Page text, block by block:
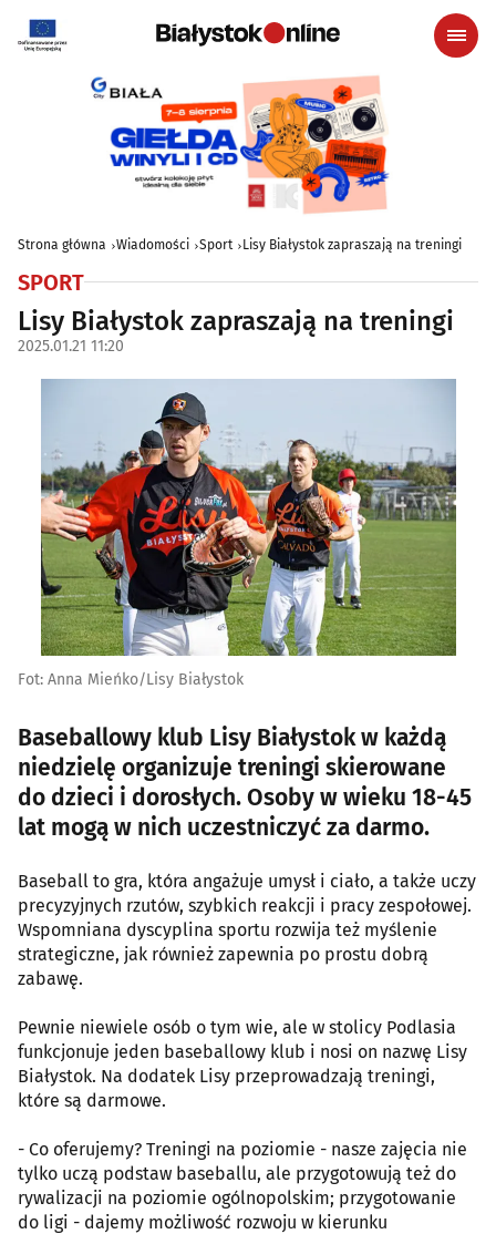
Strona główna Wiadomości Sport Lisy Białystok zapraszają na treningi
SPORT
Lisy Białystok zapraszają na treningi
2025.01.21 11:20
Fot: Anna Mieńko/Lisy Białystok
Baseballowy klub Lisy Białystok w każdą
niedzielę organizuje treningi skierowane
do dzieci i dorosłych. Osoby w wieku 18-45
lat mogą w nich uczestniczyć za darmo.
Baseball to gra, która angażuje umysł i ciało, a także uczy
precyzyjnych rzutów, szybkich reakcji i pracy zespołowej.
Wspomniana dyscyplina sportu rozwija też myślenie
strategiczne, jak również zapewnia po prostu dobrą
zabawę.
Pewnie niewiele osób o tym wie, ale w stolicy Podlasia
funkcjonuje jeden baseballowy klub i nosi on nazwę Lisy
Białystok. Na dodatek Lisy przeprowadzają treningi,
które są darmowe.
- Co oferujemy? Treningi na poziomie - nasze zajęcia nie
tylko uczą podstaw baseballu, ale przygotowują też do
rywalizacji na poziomie ogólnopolskim; przygotowanie
do ligi - dajemy możliwość rozwoju w kierunku